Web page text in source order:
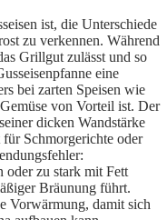
ist, die Unterschiede
zu verkennen. Während
Grillgut zulässt und so
eine
bei zarten Speisen wie
von Vorteil ist. Der
dicken Wandstärke
Schmorgerichte oder
oder zu stark mit Fett
Bräunung führt.
Vorwärmung, damit sich